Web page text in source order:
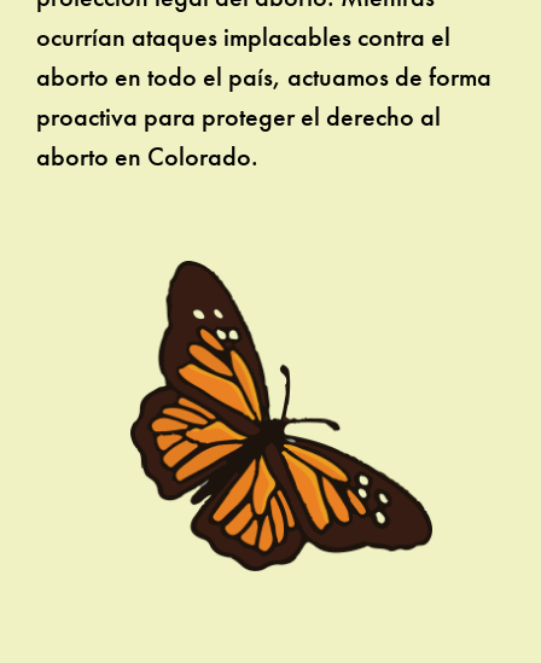
ocurrían ataques implacables contra el
aborto en todo el país, actuamos de forma
proactiva para proteger el derecho al
aborto en Colorado.